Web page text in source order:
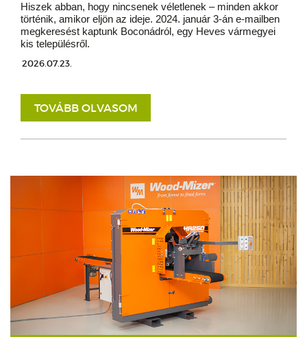
Hiszek abban, hogy nincsenek véletlenek – minden akkor
történik, amikor eljön az ideje. 2024. január 3-án e-mailben
megkeresést kaptunk Boconádról, egy Heves vármegyei
kis településről.
2026.07.23.
TOVÁBB OLVASOM